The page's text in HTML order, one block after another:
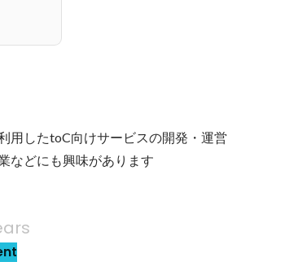
用したtoC向けサービスの開発・運営
などにも興味があります